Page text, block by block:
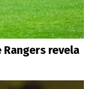
revela